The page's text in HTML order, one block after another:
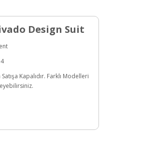
Design Suit
Kapalıdır. Farklı Modelleri